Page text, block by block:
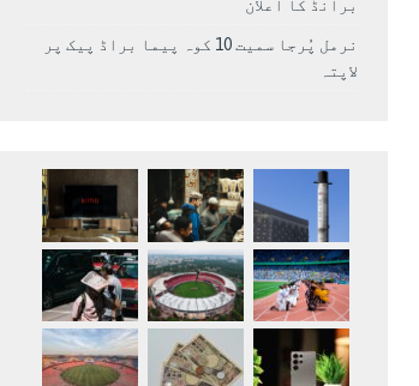
برانڈ کا اعلان
نرمل پُرجا سمیت 10 کوہ پیما براڈ پیک پر
لاپتہ